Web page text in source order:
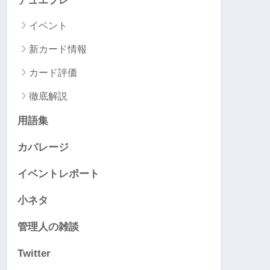
イベント
新カード情報
カード評価
徹底解説
用語集
カバレージ
イベントレポート
小ネタ
管理人の雑談
Twitter